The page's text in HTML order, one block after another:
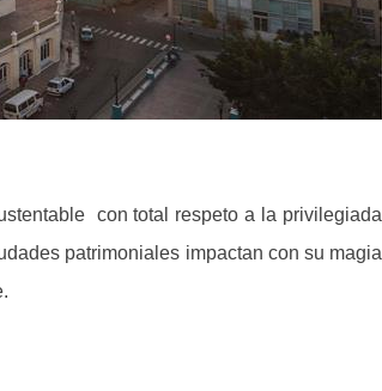
con total respeto a la privilegiada
patrimoniales impactan con su magia